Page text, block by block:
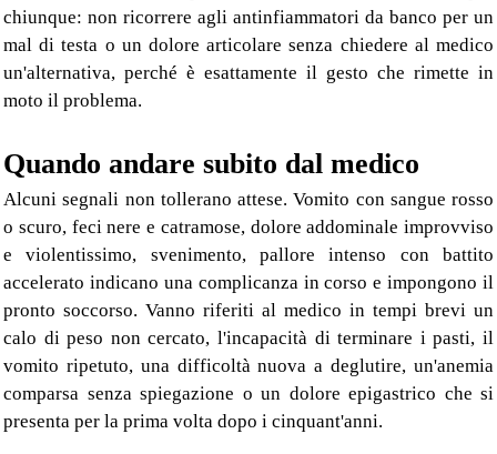
chiunque: non ricorrere agli antinfiammatori da banco per un
mal di testa o un dolore articolare senza chiedere al medico
un'alternativa, perché è esattamente il gesto che rimette in
moto il problema.
Quando andare subito dal medico
Alcuni segnali non tollerano attese. Vomito con sangue rosso
o scuro, feci nere e catramose, dolore addominale improvviso
e violentissimo, svenimento, pallore intenso con battito
accelerato indicano una complicanza in corso e impongono il
pronto soccorso. Vanno riferiti al medico in tempi brevi un
calo di peso non cercato, l'incapacità di terminare i pasti, il
vomito ripetuto, una difficoltà nuova a deglutire, un'anemia
comparsa senza spiegazione o un dolore epigastrico che si
presenta per la prima volta dopo i cinquant'anni.